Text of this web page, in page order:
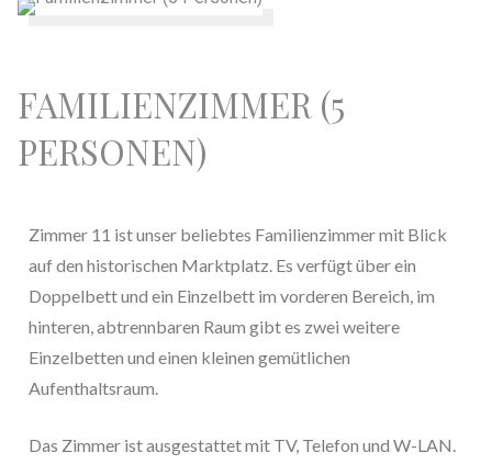
FAMILIENZIMMER (5
PERSONEN)
Zimmer 11 ist unser beliebtes Familienzimmer mit Blick
auf den historischen Marktplatz. Es verfügt über ein
Doppelbett und ein Einzelbett im vorderen Bereich, im
hinteren, abtrennbaren Raum gibt es zwei weitere
Einzelbetten und einen kleinen gemütlichen
Aufenthaltsraum.
Das Zimmer ist ausgestattet mit TV, Telefon und W-LAN.